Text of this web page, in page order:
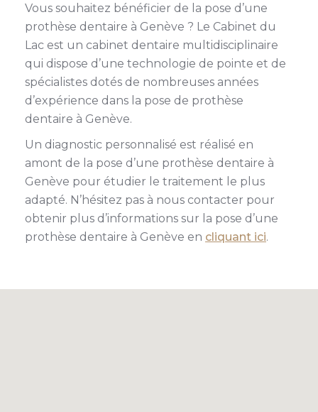
Vous souhaitez bénéficier de la pose d’une
prothèse dentaire à Genève ? Le Cabinet du
Lac est un cabinet dentaire multidisciplinaire
qui dispose d’une technologie de pointe et de
spécialistes dotés de nombreuses années
d’expérience dans la pose de prothèse
dentaire à Genève.
Un diagnostic personnalisé est réalisé en
amont de la pose d’une prothèse dentaire à
Genève pour étudier le traitement le plus
adapté. N’hésitez pas à nous contacter pour
obtenir plus d’informations sur la pose d’une
prothèse dentaire à Genève en cliquant ici.